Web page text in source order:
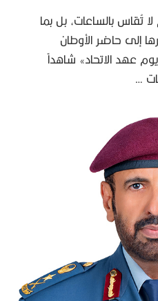
تُقاس بالساعات، بل بما
إلى حاضر الأوطان
عهد الاتحاد» شاهداً
…